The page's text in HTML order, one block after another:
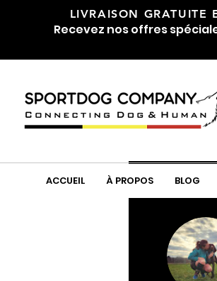
LIVRAISON GRATUITE
Recevez nos offres
ACCUEIL À PROPOS BLOG